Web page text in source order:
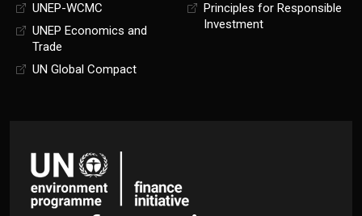
UNEP-WCMC
UNEP Economics and
Trade
UN Global Compact
Principles for Responsible
Investment